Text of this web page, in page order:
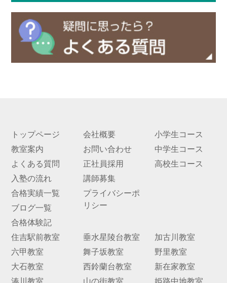
トップページ
教室案内
よくある質問
入塾の流れ
合格実績一覧
ブログ一覧
合格体験記
会社概要
お問い合わせ
正社員採用
講師募集
プライバシーポ
リシー
小学生コース
中学生コース
高校生コース
住吉駅前教室
六甲教室
大石教室
垂水星陵台教室
舞子坂教室
西鈴蘭台教室
加古川教室
野里教室
新在家教室